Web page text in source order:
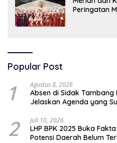
Peringatan
Popular Post
1 Agustus 8, 2026
Absen di Sidak Tambang
Jelaskan Agenda yang
2 Juli 10, 2026
LHP BPK 2025 Buka
Potensi Daerah Belum